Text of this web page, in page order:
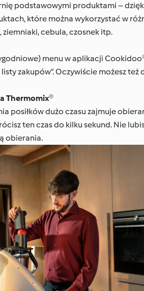
podstawowymi produktami –
które można wykorzystać w
ziemniaki, cebula, czosnek itp.
menu w aplikacji
zakupów”. Oczywiście możesz
Thermomix®
posiłków dużo czasu zajmuje
ten czas do kilku sekund. Nie
obierania.